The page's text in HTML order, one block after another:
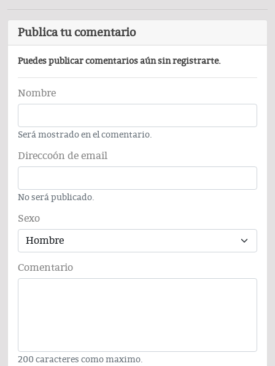
Publica tu comentario
Puedes publicar comentarios aún sin registrarte.
Nombre
Será mostrado en el comentario.
Direccoón de email
No será publicado.
Sexo
Comentario
200 caracteres como maximo.